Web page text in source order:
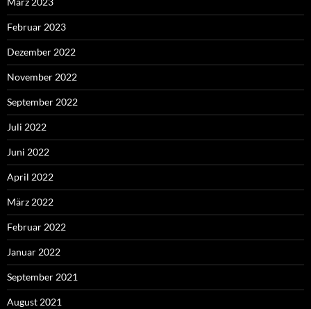
Februar 2023
Dezember 2022
November 2022
September 2022
Juli 2022
Juni 2022
April 2022
März 2022
Februar 2022
Januar 2022
September 2021
August 2021